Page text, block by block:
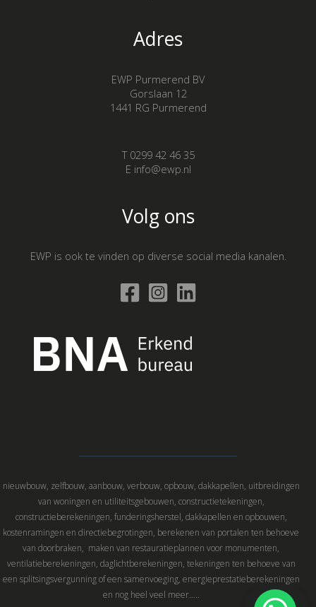
Adres
EWP Purmerend BV
Gorslaan 12
1441 RG Purmerend
T 0299 42 46 35
E info@ewp.nl
Volg ons
EWP is ook te vinden op diverse social media kanalen.
nieuwbouw, zelfbouw, aanbouw, verbouw, opbouw, dakkapellen, uitbreidingen
van woningen en utiliteitsgebouwen, constructietekeningen,
constructieberekeningen, funderingsherstel, dakkapellen en opbouwen,
kostenramingen en directiebegrotingen, berekenen van portalen ten behoeve
van doorbraken, maken van restauratieplannen voor monumenten,
ventilatieberekeningen, daglichtberekeningen, tekeningen ten behoeve van
een splitsingsvergunning of een samenvoeging, energieprestatieberekeningen
en nog heel veel meer…..